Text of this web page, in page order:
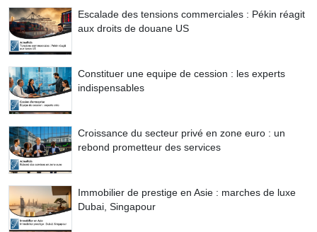
Escalade des tensions commerciales : Pékin réagit
aux droits de douane US
Constituer une equipe de cession : les experts
indispensables
Croissance du secteur privé en zone euro : un
rebond prometteur des services
Immobilier de prestige en Asie : marches de luxe
Dubai, Singapour